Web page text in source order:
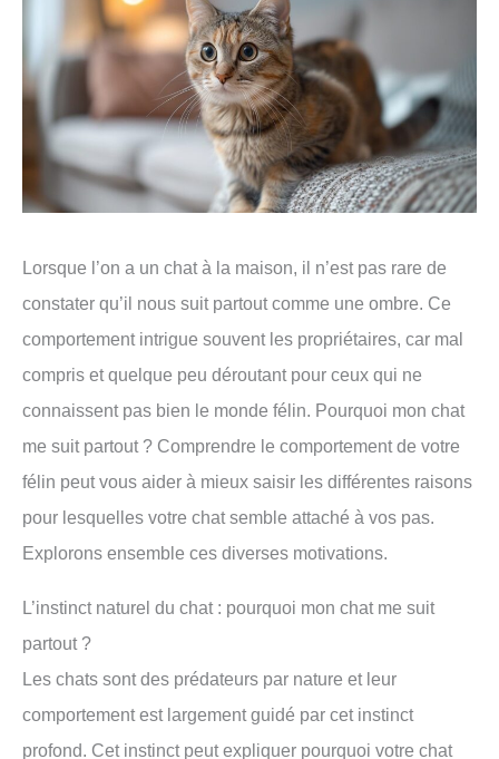
Lorsque l’on a un chat à la maison, il n’est pas rare de
constater qu’il nous suit partout comme une ombre. Ce
comportement intrigue souvent les propriétaires, car mal
compris et quelque peu déroutant pour ceux qui ne
connaissent pas bien le monde félin. Pourquoi mon chat
me suit partout ? Comprendre le comportement de votre
félin peut vous aider à mieux saisir les différentes raisons
pour lesquelles votre chat semble attaché à vos pas.
Explorons ensemble ces diverses motivations.
L’instinct naturel du chat : pourquoi mon chat me suit
partout ?
Les chats sont des prédateurs par nature et leur
comportement est largement guidé par cet instinct
profond. Cet instinct peut expliquer pourquoi votre chat